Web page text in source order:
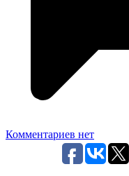
Комментариев нет